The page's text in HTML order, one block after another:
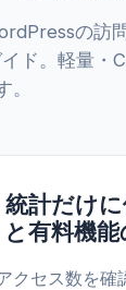
の訪
ド。軽量・
計だけ
有料機能
クセス数を